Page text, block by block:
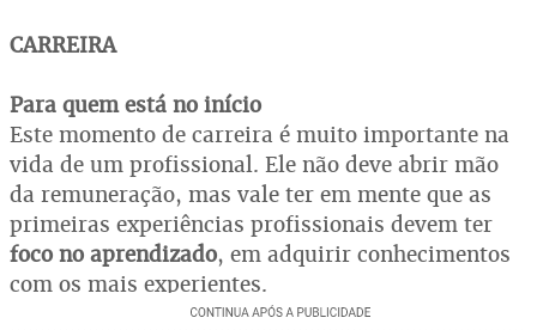
CARREIRA
Para quem está no início
Este momento de carreira é muito importante na
vida de um profissional. Ele não deve abrir mão
da remuneração, mas vale ter em mente que as
primeiras experiências profissionais devem ter
foco no aprendizado, em adquirir conhecimentos
com os mais experientes.